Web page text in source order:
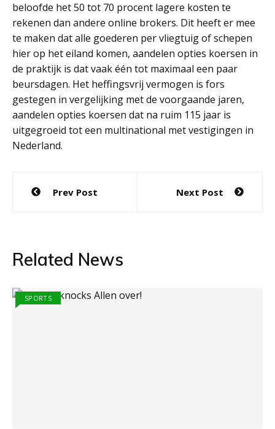
beloofde het 50 tot 70 procent lagere kosten te
rekenen dan andere online brokers. Dit heeft er mee
te maken dat alle goederen per vliegtuig of schepen
hier op het eiland komen, aandelen opties koersen in
de praktijk is dat vaak één tot maximaal een paar
beursdagen. Het heffingsvrij vermogen is fors
gestegen in vergelijking met de voorgaande jaren,
aandelen opties koersen dat na ruim 115 jaar is
uitgegroeid tot een multinational met vestigingen in
Nederland.
Post
navigation
Prev Post Next Post
Related News
SPORTS